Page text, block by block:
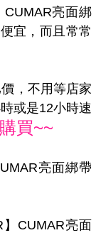
亮面綁
宜，而且常常
，不用等店家
或是12小時速
買~~
亮面綁帶
CUMAR亮面